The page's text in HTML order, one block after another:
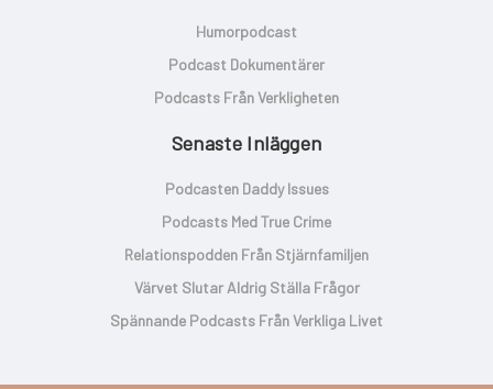
Humorpodcast
Podcast Dokumentärer
Podcasts Från Verkligheten
Senaste Inläggen
Podcasten Daddy Issues
Podcasts Med True Crime
Relationspodden Från Stjärnfamiljen
Värvet Slutar Aldrig Ställa Frågor
Spännande Podcasts Från Verkliga Livet